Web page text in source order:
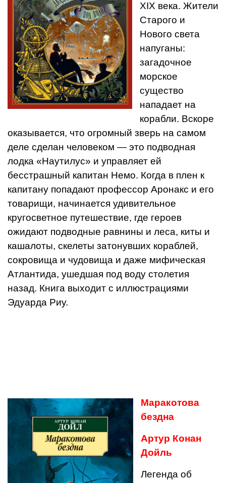
XIX века. Жители
Старого и
Нового света
напуганы:
загадочное
морское
существо
нападает на
корабли. Вскоре
оказывается, что огромный зверь на самом
деле сделан человеком — это подводная
лодка «Наутилус» и управляет ей
бесстрашный капитан Немо. Когда в плен к
капитану попадают профессор Аронакс и его
товарищи, начинается удивительное
кругосветное путешествие, где героев
ожидают подводные равнины и леса, киты и
кашалоты, скелеты затонувших кораблей,
сокровища и чудовища и даже мифическая
Атлантида, ушедшая под воду столетия
назад. Книга выходит с иллюстрациями
Эдуарда Риу.
Маракотова
бездна
Артур Конан
Дойль
Легенда об